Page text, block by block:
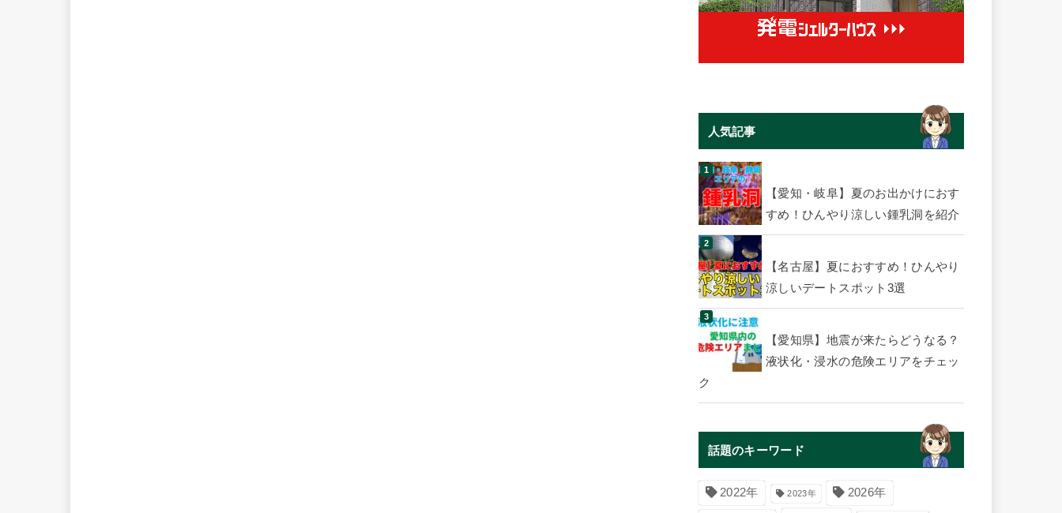
人気記事
【愛知・岐阜】夏のお出かけにおす
すめ！ひんやり涼しい鍾乳洞を紹介
【名古屋】夏におすすめ！ひんやり
涼しいデートスポット3選
【愛知県】地震が来たらどうなる？
液状化・浸水の危険エリアをチェッ
ク
話題のキーワード
2022年 2023年 2026年